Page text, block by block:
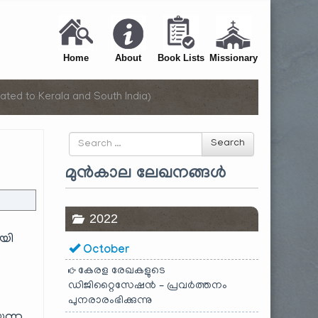
Home About Book Lists Missionary
to Kerala and South India)
Search
for
Search
മുൻകാല ലേഖനങ്ങൾ
2022
October
കേരള രേഖകളുടെ
ഡിജിറ്റൈസേഷൻ – പ്രവർത്തനം
പുനരാരംഭിക്കുന്നു